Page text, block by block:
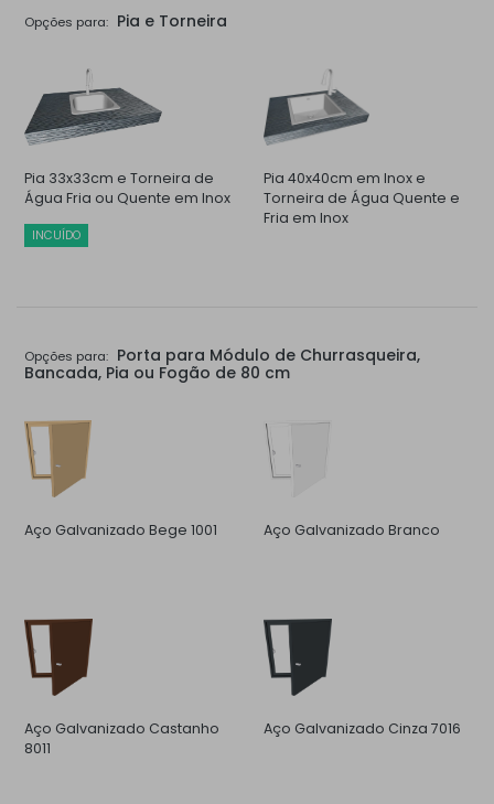
Opções para: Pia e Torneira
Pia 33x33cm e Torneira de
Água Fria ou Quente em Inox
INCUÍDO
Pia 40x40cm em Inox e
Torneira de Água Quente e
Fria em Inox
Opções para: Porta para Módulo de Churrasqueira,
Bancada, Pia ou Fogão de 80 cm
Aço Galvanizado Bege 1001 Aço Galvanizado Branco
Aço Galvanizado Castanho
8011
Aço Galvanizado Cinza 7016